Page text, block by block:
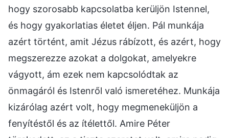
hogy szorosabb kapcsolatba kerüljön Istennel,
és hogy gyakorlatias életet éljen. Pál munkája
azért történt, amit Jézus rábízott, és azért, hogy
megszerezze azokat a dolgokat, amelyekre
vágyott, ám ezek nem kapcsolódtak az
önmagáról és Istenről való ismeretéhez. Munkája
kizárólag azért volt, hogy megmeneküljön a
fenyítéstől és az ítélettől. Amire Péter